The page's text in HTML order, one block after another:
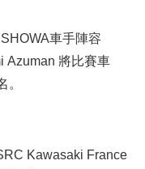
車手陣容
Azuman 將比賽車
。
Kawasaki France